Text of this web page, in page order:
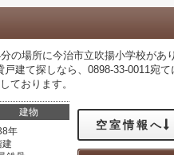
の場所に今治市立吹揚小学校があ
建て探しなら、0898-33-0011宛て
ております。
建物
年
建
空室情報へ